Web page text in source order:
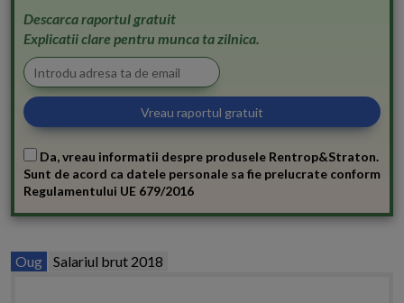
Descarca raportul gratuit
Explicatii clare pentru munca ta zilnica.
Da, vreau informatii despre produsele Rentrop&Straton.
Sunt de acord ca datele personale sa fie prelucrate conform
Regulamentului UE 679/2016
Oug Salariul brut 2018